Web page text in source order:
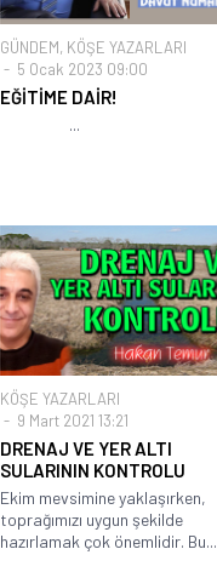
GÜNDEM, KÖŞE YAZARLARI
5 Ocak 2023 09:00
EĞİTİME DAİR!
...
KÖŞE YAZARLARI
9 Mart 2021 13:21
DRENAJ VE YER ALTI
SULARININ KONTROLU
Ekim mevsimine yaklaşırken,
toprağımızı uygun şekilde
hazırlamak çok önemlidir. Bu...